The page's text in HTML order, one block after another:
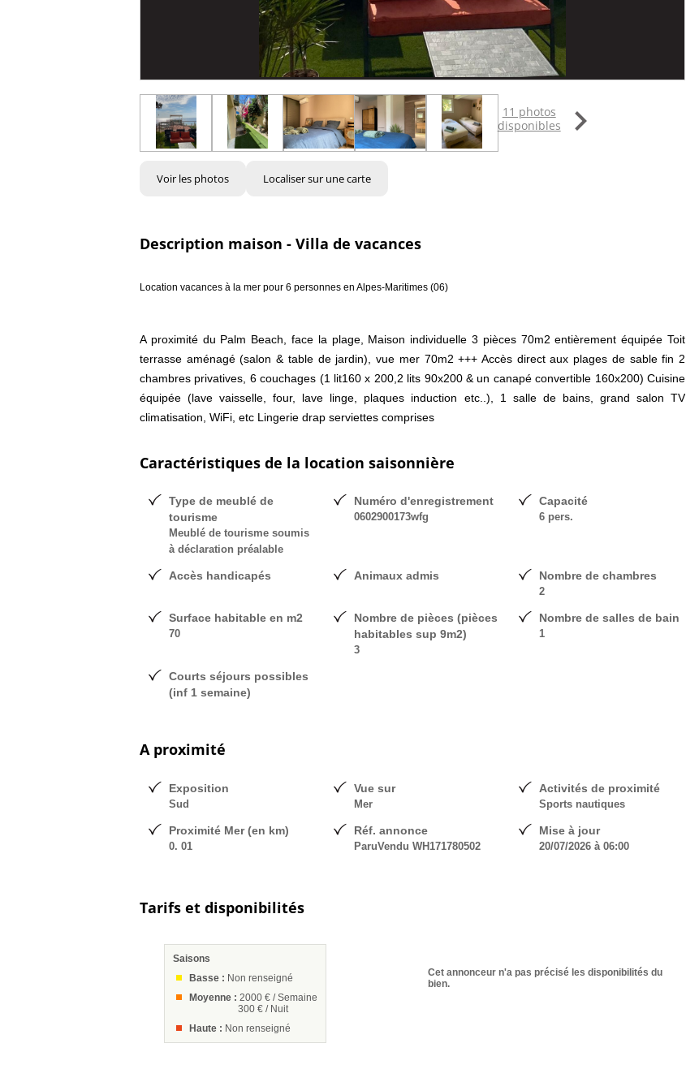
11 photos
disponibles

Voir les photos Localiser sur une carte
Description maison - Villa de vacances
Location vacances à la mer pour 6 personnes en Alpes-Maritimes (06)
A proximité du Palm Beach, face la plage, Maison individuelle 3 pièces 70m2 entièrement équipée Toit
terrasse aménagé (salon & table de jardin), vue mer 70m2 +++ Accès direct aux plages de sable fin 2
chambres privatives, 6 couchages (1 lit160 x 200,2 lits 90x200 & un canapé convertible 160x200) Cuisine
équipée (lave vaisselle, four, lave linge, plaques induction etc..), 1 salle de bains, grand salon TV
climatisation, WiFi, etc Lingerie drap serviettes comprises
Caractéristiques de la location saisonnière
Type de meublé de
tourisme
Meublé de tourisme soumis
à déclaration préalable
Numéro d'enregistrement
0602900173wfg
Capacité
6 pers.
Accès handicapés Animaux admis Nombre de chambres
2
Surface habitable en m2
70
Nombre de pièces (pièces
habitables sup 9m2)
3
Nombre de salles de bain
1
Courts séjours possibles
(inf 1 semaine)
A proximité
Exposition
Sud
Vue sur
Mer
Activités de proximité
Sports nautiques
Proximité Mer (en km)
0. 01
Réf. annonce
ParuVendu WH171780502
Mise à jour
20/07/2026 à 06:00
Tarifs et disponibilités
Saisons
Basse : Non renseigné
Moyenne : 2000 € / Semaine
300 € / Nuit
Haute : Non renseigné
Cet annonceur n'a pas précisé les disponibilités du
bien.